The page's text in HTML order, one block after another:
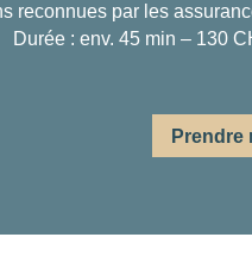
reconnues par les
Durée : env. 45 min – 130
Prendre